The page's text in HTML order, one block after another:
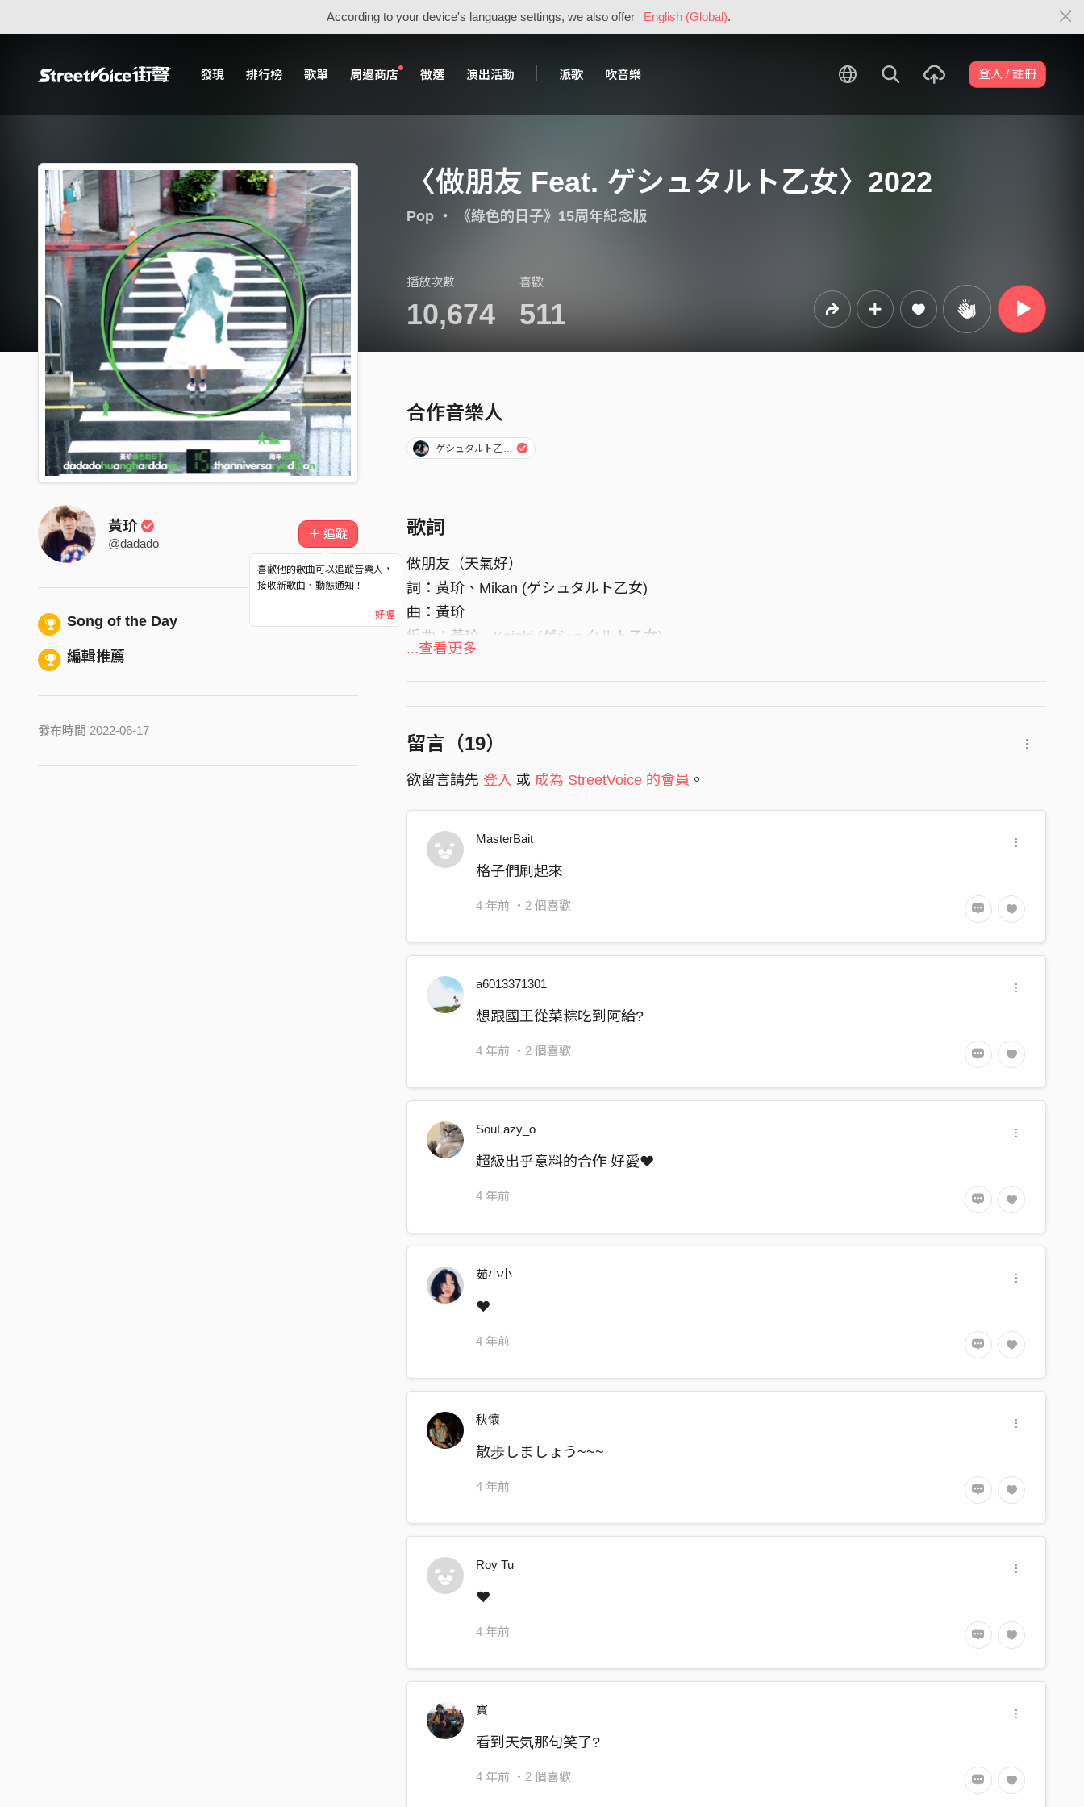
According to your device's language settings, we also offer English (Global).
發現 排行榜 歌單 周邊商店 徵選 演出活動 派歌 吹音樂 登入 / 註冊
〈做朋友 Feat. ゲシュタルト乙女〉2022
Pop・ 《綠色的日子》15周年紀念版
播放次數
10,674
喜歡
511
黃玠
@dadado
＋ 追蹤
喜歡他的歌曲可以追蹤音樂人，
接收新歌曲、動態通知！
好喔
Song of the Day
編輯推薦
發布時間 2022-06-17
合作音樂人
ゲシュタルト乙女 Gestalt Girl
歌詞
做朋友（天氣好）
詞：黃玠、Mikan (ゲシュタルト乙女)
曲：黃玠
編曲：黃玠、Kaiaki (ゲシュタルト乙女)
街は暖かく 酔いしれる夜を作ろう
我想做 你的好朋友
你就是 這殘酷的生活
唯一的美夢
今天夕陽是紅色的 你是否想出去走走
今天天氣是晴朗的 你是否想去游個泳
悲しみの向こう
タコ焼きかカレー？
天気がいいから散歩しましょう
我們是從南到北
這樣的天氣我只想要和你做朋友
夢を見させて
あなたは夢を見させて
...查看更多
留言（19）
欲留言請先 登入 或 成為 StreetVoice 的會員 。
MasterBait
格子們刷起來
4 年前 ・2 個喜歡
a6013371301
想跟國王從菜粽吃到阿給?
4 年前 ・2 個喜歡
SouLazy_o
超級出乎意料的合作 好愛❤️
4 年前
茹小小
❤️
4 年前
秋懷
散歩しましょう~~~
4 年前
Roy Tu
❤️
4 年前
寶
看到天気那句笑了?
4 年前 ・2 個喜歡